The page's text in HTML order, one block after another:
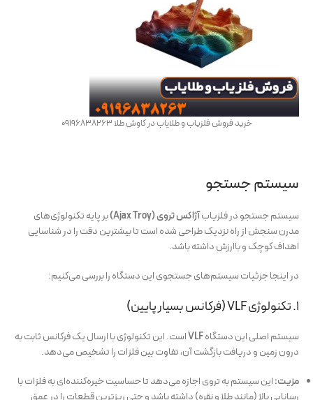
خرید فروش فلزیاب و طلایاب در کاوش طلا 09196838263
سیستم جستجو
سیستم جستجو در فلزیابآژاکس تروی (Ajax Troy)
بر پایه تکنولوژی‌های
مدرن سنجش از راه نزدیک طراحی شده است تا بیشترین دقت را در شناسایی
اهداف کوچک و باارزش داشته باشد.
در اینجا جزئیات سیستم‌های جستجوی این دستگاه را بررسی می‌کنیم:
۱. تکنولوژی VLF (فرکانس بسیار پایین)
سیستم اصلی این دستگاهVLFاست. این تکنولوژی با ارسال یک فرکانس ثابت به
درون زمین و دریافت بازگشت آن، تفاوت بین فلزات را تشخیص می‌دهد.
مزیت:این سیستم به تروی اجازه می‌دهد تا حساسیت خیره‌کننده‌ای به فلزات با
رسانایی بالا (مانند طلا و نقره) داشته باشد و حتی ریزترین قطعات را در عمق